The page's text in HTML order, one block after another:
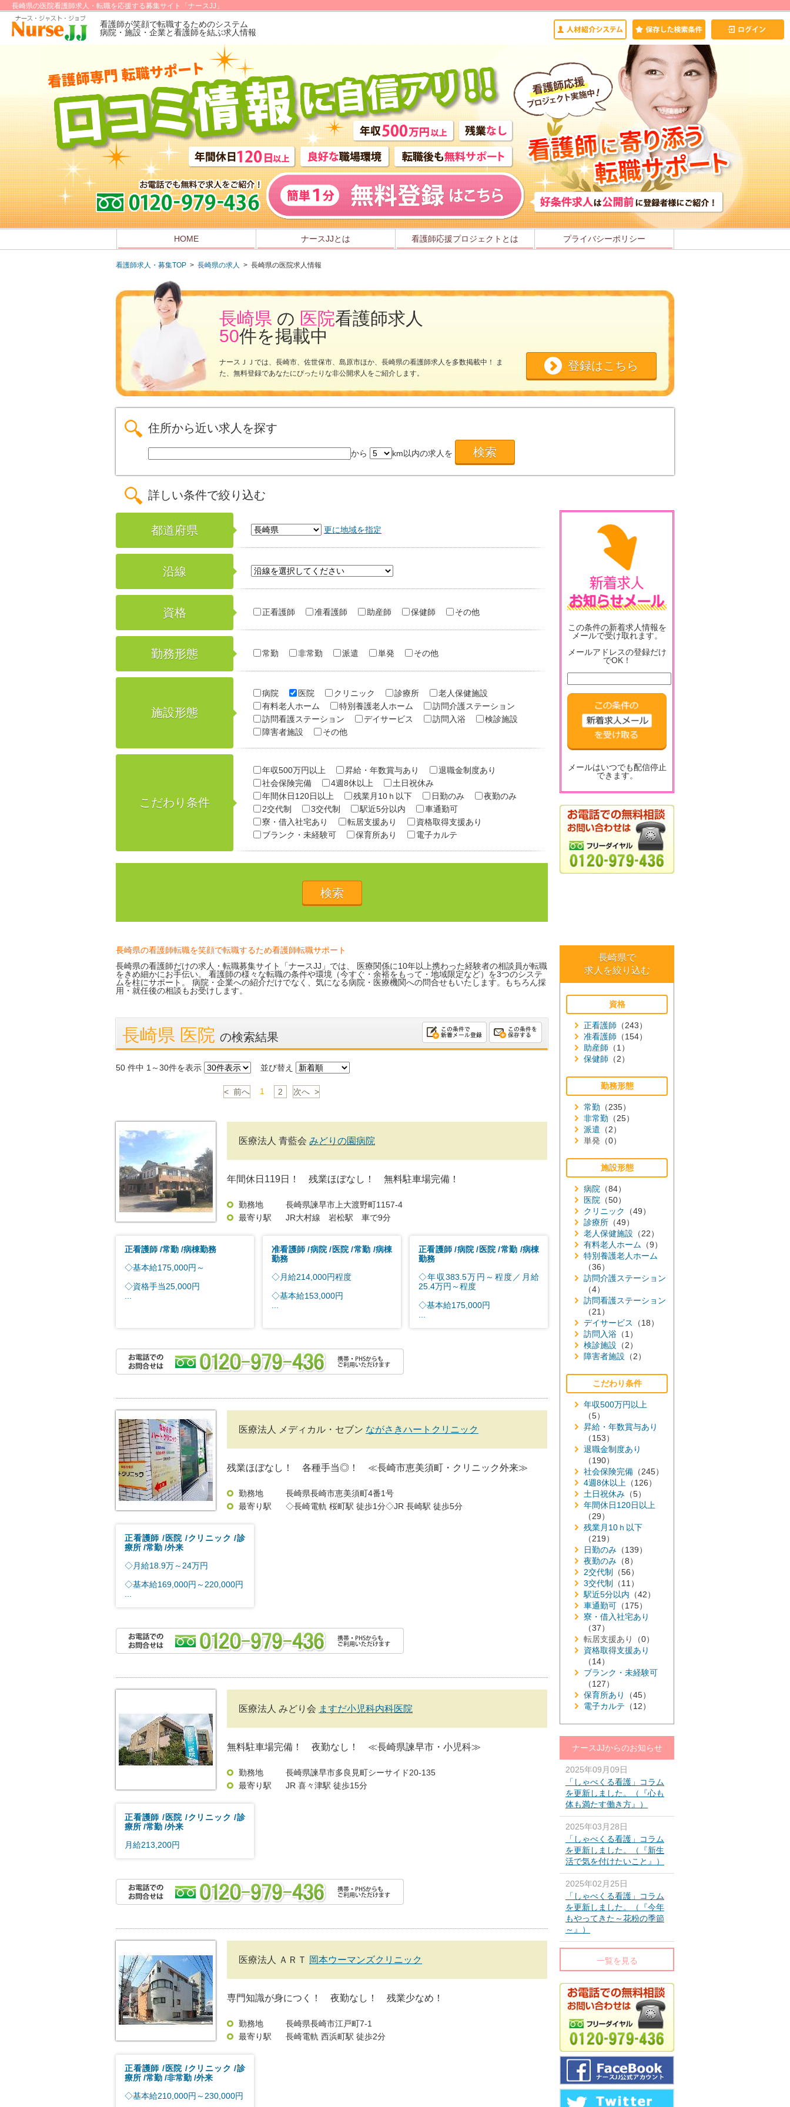
長崎県の医院看護師求人・転職を応援する募集サイト「ナースJJ」
看護師が笑顔で転職するためのシステム
病院・施設・企業と看護師を結ぶ求人情報
HOME ナースJJとは 看護師応援プロジェクトとは プライバシーポリシー
看護師求人・募集TOP > 長崎県の求人 > 長崎県の医院求人情報
長崎県 の 医院看護師求人
50件を掲載中
ナースＪＪでは、長崎市、佐世保市、島原市ほか、長崎県の看護師求人を多数掲載中！ ま
た、無料登録であなたにぴったりな非公開求人をご紹介します。
登録はこちら
住所から近い求人を探す
から km以内の求人を
詳しい条件で絞り込む
都道府県 更に地域を指定
沿線
資格 正看護師 准看護師 助産師 保健師 その他
勤務形態 常勤 非常勤 派遣 単発 その他
施設形態
病院 医院 クリニック 診療所
老人保健施設
有料老人ホーム
特別養護老人ホーム
訪問介護ステーション
訪問看護ステーション
デイサービス 訪問入浴
検診施設
障害者施設
その他
こだわり条件
年収500万円以上 昇給・年数賞与あり
退職金制度あり
社会保険完備
4週8休以上
土日祝休み
年間休日120日以上
残業月10ｈ以下 日勤のみ
夜勤のみ
2交代制
3交代制 駅近5分以内
車通勤可
寮・借入社宅あり
転居支援あり
資格取得支援あり
ブランク・未経験可
保育所あり 電子カルテ
この条件の新着求人情報を
メールで受け取れます。
メールアドレスの登録だけ
でOK！
メールはいつでも配信停止
できます。
長崎県の看護師転職を笑顔で転職するため看護師転職サポート
長崎県の看護師だけの求人・転職募集サイト「ナースJJ」では、 医療関係に10年以上携わった経験者の相談員が転職
をきめ細かにお手伝い。 看護師の様々な転職の条件や環境（今すぐ・余裕をもって・地域限定など）を3つのシステ
ムを柱にサポート。 病院・企業への紹介だけでなく、気になる病院・医療機関への問合せもいたします。もちろん採
用・就任後の相談もお受けします。
長崎県 医院 の検索結果
50 件中 1～30件を表示 並び替え
< 前へ 1 2 次へ >
医療法人 青藍会 みどりの園病院
年間休日119日！ 残業ほぼなし！ 無料駐車場完備！
勤務地
長崎県諫早市上大渡野町1157-4
最寄り駅
JR大村線 岩松駅 車で9分
正看護師 常勤 病棟勤務
◇基本給175,000円～
◇資格手当25,000円
准看護師 病院 医院 常勤 病棟
勤務
◇月給214,000円程度
◇基本給153,000円
正看護師 病院 医院 常勤 病棟
勤務
◇年収383.5万円～程度／月給
25.4万円～程度
◇基本給175,000円
医療法人 メディカル・セブン ながさきハートクリニック
残業ほぼなし！ 各種手当◎！ ≪長崎市恵美須町・クリニック外来≫
勤務地
長崎県長崎市恵美須町4番1号
最寄り駅
◇長崎電軌 桜町駅 徒歩1分◇JR 長崎駅 徒歩5分
正看護師 医院 クリニック
診
療所 常勤 外来
◇月給18.9万～24万円
◇基本給169,000円～220,000円
医療法人 みどり会 ますだ小児科内科医院
無料駐車場完備！ 夜勤なし！ ≪長崎県諫早市・小児科≫
勤務地
長崎県諫早市多良見町シーサイド20-135
最寄り駅
JR 喜々津駅 徒歩15分
正看護師 医院 クリニック
診
療所 常勤 外来
月給213,200円
医療法人 ＡＲＴ 岡本ウーマンズクリニック
専門知識が身につく！ 夜勤なし！ 残業少なめ！
勤務地
長崎県長崎市江戸町7-1
最寄り駅
長崎電軌 西浜町駅 徒歩2分
正看護師 医院 クリニック
診
療所 常勤 非常勤 外来
◇基本給210,000円～230,000円
長崎県で
求人を絞り込む
資格
正看護師 （243）
准看護師 （154）
助産師 （1）
保健師 （2）
勤務形態
常勤 （235）
非常勤 （25）
派遣 （2）
単発 （0）
施設形態
病院 （84）
医院 （50）
クリニック
（49）
診療所 （49）
老人保健施設 （22）
有料老人ホーム （9）
特別養護老人ホーム
（36）
訪問介護ステーション
（4）
訪問看護ステーション
（21）
デイサービス
（18）
訪問入浴 （1）
検診施設 （2）
障害者施設 （2）
こだわり条件
年収500万円以上
（5）
昇給・年数賞与あり
（153）
退職金制度あり
（190）
社会保険完備 （245）
4週8休以上 （126）
土日祝休み （5）
年間休日120日以上
（29）
残業月10ｈ以下
（219）
日勤のみ （139）
夜勤のみ （8）
2交代制
（56）
3交代制
（11）
駅近5分以内 （42）
車通勤可 （175）
寮・借入社宅あり
（37）
転居支援あり
（0）
資格取得支援あり
（14）
ブランク・未経験可
（127）
保育所あり
（45）
電子カルテ （12）
ナースJJからのお知らせ
2025年09月09日
「しゃべくる看護」コラム
を更新しました。（『心も
体も満たす働き方』）
2025年03月28日
「しゃべくる看護」コラム
を更新しました。（『新生
活で気を付けたいこと』）
2025年02月25日
「しゃべくる看護」コラム
を更新しました。（『今年
もやってきた～花粉の季節
～』）
一覧を見る